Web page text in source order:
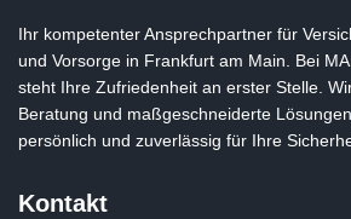
Ihr kompetenter Ansprechpartner für
und Vorsorge in Frankfurt am Main. Bei
steht Ihre Zufriedenheit an erster Stelle.
Beratung und maßgeschneiderte
persönlich und zuverlässig für Ihre
Kontakt